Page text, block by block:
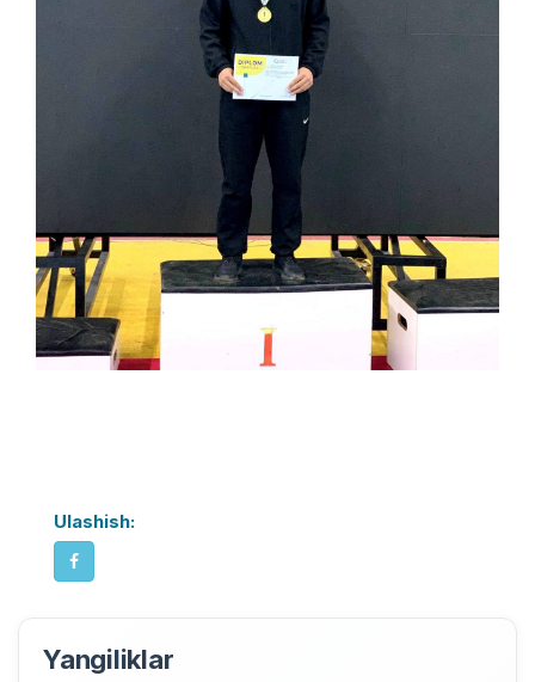
Ulashish:
Yangiliklar